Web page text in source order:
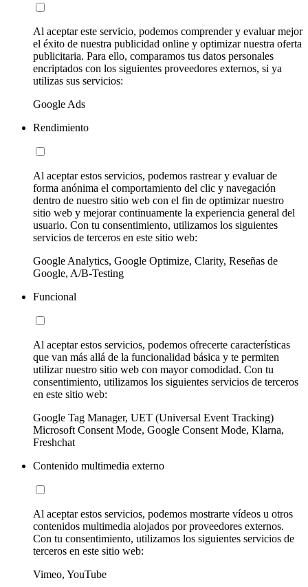
Al aceptar este servicio, podemos comprender y evaluar mejor
el éxito de nuestra publicidad online y optimizar nuestra oferta
publicitaria. Para ello, comparamos tus datos personales
encriptados con los siguientes proveedores externos, si ya
utilizas sus servicios:
Google Ads
Rendimiento
Al aceptar estos servicios, podemos rastrear y evaluar de
forma anónima el comportamiento del clic y navegación
dentro de nuestro sitio web con el fin de optimizar nuestro
sitio web y mejorar continuamente la experiencia general del
usuario. Con tu consentimiento, utilizamos los siguientes
servicios de terceros en este sitio web:
Google Analytics, Google Optimize, Clarity, Reseñas de
Google, A/B-Testing
Funcional
Al aceptar estos servicios, podemos ofrecerte características
que van más allá de la funcionalidad básica y te permiten
utilizar nuestro sitio web con mayor comodidad. Con tu
consentimiento, utilizamos los siguientes servicios de terceros
en este sitio web:
Google Tag Manager, UET (Universal Event Tracking)
Microsoft Consent Mode, Google Consent Mode, Klarna,
Freshchat
Contenido multimedia externo
Al aceptar estos servicios, podemos mostrarte vídeos u otros
contenidos multimedia alojados por proveedores externos.
Con tu consentimiento, utilizamos los siguientes servicios de
terceros en este sitio web:
Vimeo, YouTube